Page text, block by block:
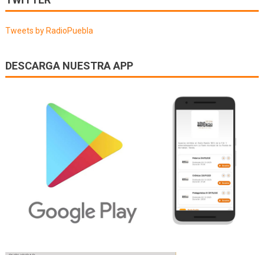
entradas
Tweets by RadioPuebla
DESCARGA NUESTRA APP